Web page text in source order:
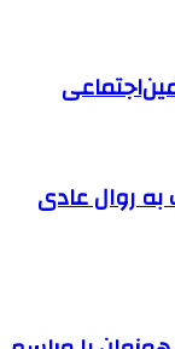
روال عادی